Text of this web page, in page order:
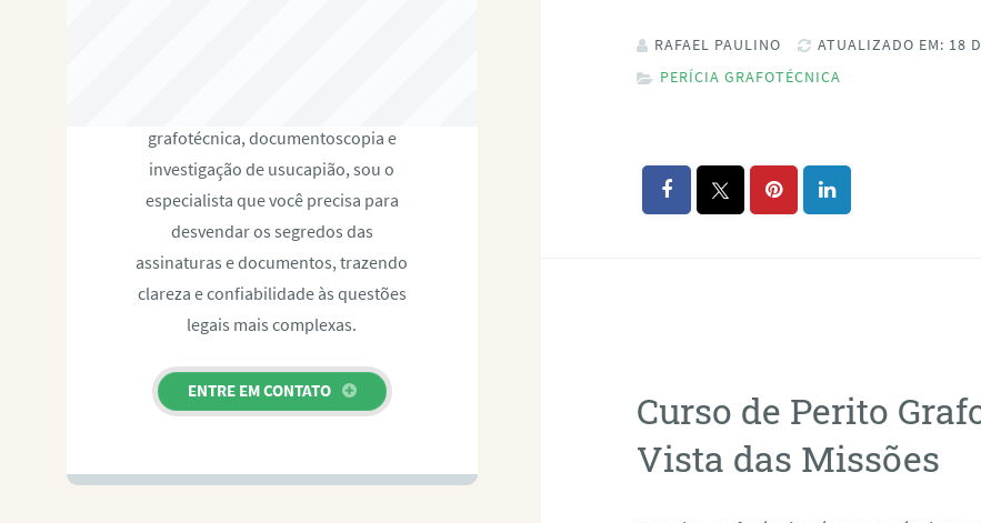
RAFAEL PAULINO
ATUALIZADO EM: 18
PERÍCIA GRAFOTÉCNICA
Curso de Perito
Vista das Missões
grafotécnica, documentoscopia e
investigação de usucapião, sou o
especialista que você precisa para
desvendar os segredos das
assinaturas e documentos, trazendo
clareza e confiabilidade às questões
legais mais complexas.
ENTRE EM CONTATO